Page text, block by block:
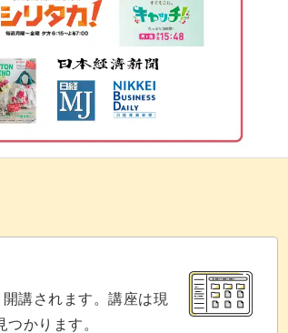
がり、上品で大人の雰囲気をしっかり
をマスターして、サロンワークでお客
ね♪
る
講されます。講座は現
かります。